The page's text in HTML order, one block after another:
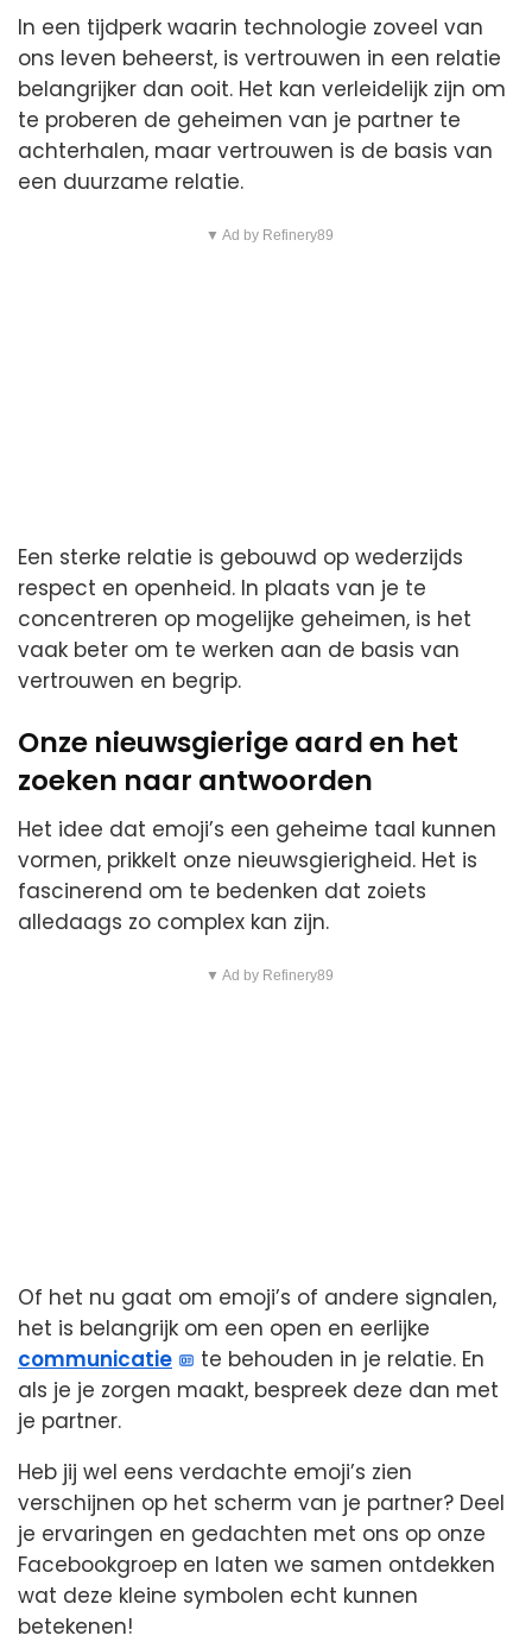
In een tijdperk waarin technologie zoveel van
ons leven beheerst, is vertrouwen in een relatie
belangrijker dan ooit. Het kan verleidelijk zijn om
te proberen de geheimen van je partner te
achterhalen, maar vertrouwen is de basis van
een duurzame relatie.
▼ Ad by Refinery89
Een sterke relatie is gebouwd op wederzijds
respect en openheid. In plaats van je te
concentreren op mogelijke geheimen, is het
vaak beter om te werken aan de basis van
vertrouwen en begrip.
Onze nieuwsgierige aard en het
zoeken naar antwoorden
Het idee dat emoji’s een geheime taal kunnen
vormen, prikkelt onze nieuwsgierigheid. Het is
fascinerend om te bedenken dat zoiets
alledaags zo complex kan zijn.
▼ Ad by Refinery89
Of het nu gaat om emoji’s of andere signalen,
het is belangrijk om een open en eerlijke
communicatie
te behouden in je relatie. En
als je je zorgen maakt, bespreek deze dan met
je partner.
Heb jij wel eens verdachte emoji’s zien
verschijnen op het scherm van je partner? Deel
je ervaringen en gedachten met ons op onze
Facebookgroep en laten we samen ontdekken
wat deze kleine symbolen echt kunnen
betekenen!